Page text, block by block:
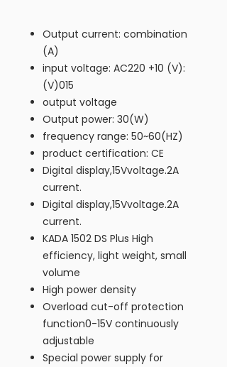
Output current: combination
(A)
input voltage: AC220 +10 (V):
(V)015
output voltage
Output power: 30(W)
frequency range: 50~60(HZ)
product certification: CE
Digital display,15Vvoltage.2A
current.
Digital display,15Vvoltage.2A
current.
KADA 1502 DS Plus High
efficiency, light weight, small
volume
High power density
Overload cut-off protection
function0-15V continuously
adjustable
Special power supply for